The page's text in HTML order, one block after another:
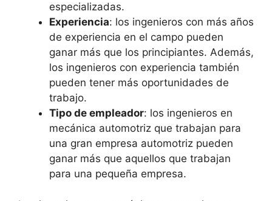
especializadas.
Experiencia: los ingenieros con más años
de experiencia en el campo pueden
ganar más que los principiantes. Además,
los ingenieros con experiencia también
pueden tener más oportunidades de
trabajo.
Tipo de empleador: los ingenieros en
mecánica automotriz que trabajan para
una gran empresa automotriz pueden
ganar más que aquellos que trabajan
para una pequeña empresa.